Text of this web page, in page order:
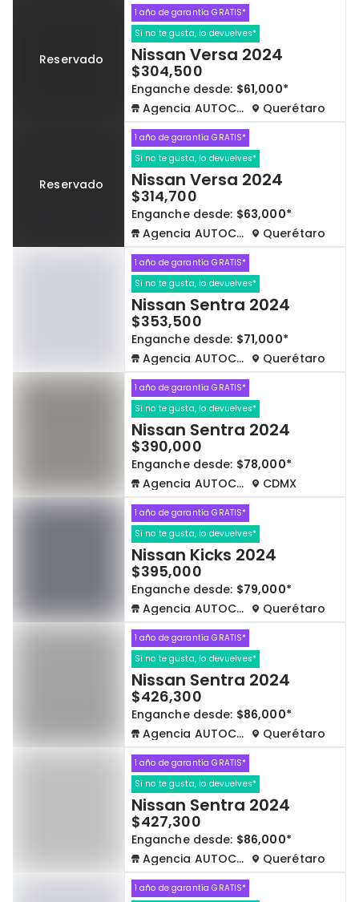
Reservado
1 año de garantía GRATIS*
Si no te gusta, lo devuelves*
Nissan Versa 2024
$304,500
Enganche desde: $61,000*
Agencia AUTOCOM
Querétaro
Reservado
1 año de garantía GRATIS*
Si no te gusta, lo devuelves*
Nissan Versa 2024
$314,700
Enganche desde: $63,000*
Agencia AUTOCOM
Querétaro
1 año de garantía GRATIS*
Si no te gusta, lo devuelves*
Nissan Sentra 2024
$353,500
Enganche desde: $71,000*
Agencia AUTOCOM
Querétaro
1 año de garantía GRATIS*
Si no te gusta, lo devuelves*
Nissan Sentra 2024
$390,000
Enganche desde: $78,000*
Agencia AUTOCOM
CDMX
1 año de garantía GRATIS*
Si no te gusta, lo devuelves*
Nissan Kicks 2024
$395,000
Enganche desde: $79,000*
Agencia AUTOCOM
Querétaro
1 año de garantía GRATIS*
Si no te gusta, lo devuelves*
Nissan Sentra 2024
$426,300
Enganche desde: $86,000*
Agencia AUTOCOM
Querétaro
1 año de garantía GRATIS*
Si no te gusta, lo devuelves*
Nissan Sentra 2024
$427,300
Enganche desde: $86,000*
Agencia AUTOCOM
Querétaro
1 año de garantía GRATIS*